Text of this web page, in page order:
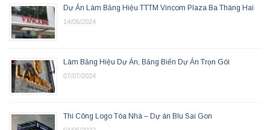
Dự Án Làm Bảng Hiệu TTTM Vincom Plaza Ba Tháng Hai
14/05/2024
Làm Bảng Hiệu Dự Án, Bảng Biển Dự Án Trọn Gói
07/07/2024
Thi Công Logo Tòa Nhà – Dự án Blu Sai Gon